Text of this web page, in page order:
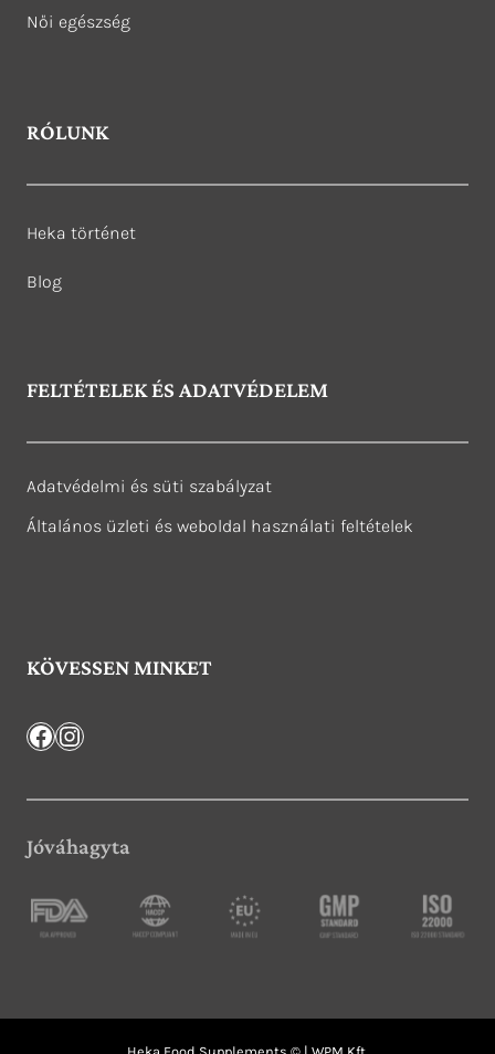
Női egészség
RÓLUNK
Heka történet
Blog
FELTÉTELEK ÉS ADATVÉDELEM
Adatvédelmi és süti szabályzat
Általános üzleti és weboldal használati feltételek
KÖVESSEN MINKET
Facebook
Instagram
Jóváhagyta